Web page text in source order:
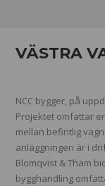
VÄSTRA
NCC bygger, på
Projektet omfattar
mellan befintlig
anläggningen är i
Blomqvist & Tham
bygghandling